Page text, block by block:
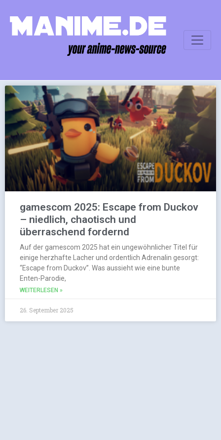
gamescom 2025: Escape from Duckov
– niedlich, chaotisch und
überraschend fordernd
Auf der gamescom 2025 hat ein ungewöhnlicher Titel für
einige herzhafte Lacher und ordentlich Adrenalin gesorgt:
“Escape from Duckov”. Was aussieht wie eine bunte
Enten-Parodie,
WEITERLESEN »
26. September 2025